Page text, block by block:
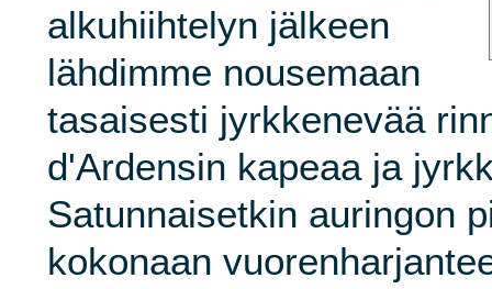
alkuhiihtelyn jälkeen
lähdimme nousemaan
tasaisesti jyrkkenevää
d'Ardensin kapeaa ja
Satunnaisetkin auringon
kokonaan